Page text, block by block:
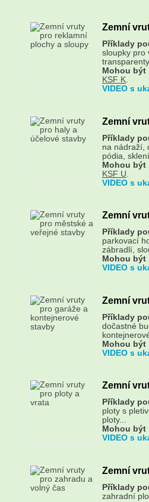
Zemní
Příklady
sloupky pro
Mohou
KSF K.
VIDEO s
Zemní
Příklady
na nádraží,
pódia,
Mohou
KSF U
VIDEO s
Zemní
Příklady
parkovací
zábradlí,
Mohou
VIDEO s
Zemní
Příklady
dočastné
Mohou
VIDEO s
Zemní
Příklady
ploty s
ploty...
Mohou
VIDEO s
Zemní
Příklady
zahradní